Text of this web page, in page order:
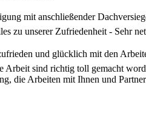
mit anschließender
zu unserer Zufriedenheit - Sehr
zufrieden und glücklich mit den
Arbeit sind richtig toll gemacht
die Arbeiten mit Ihnen und